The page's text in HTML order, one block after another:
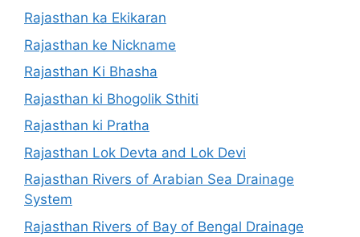
Rajasthan ka Ekikaran
Rajasthan ke Nickname
Rajasthan Ki Bhasha
Rajasthan ki Bhogolik Sthiti
Rajasthan ki Pratha
Rajasthan Lok Devta and Lok Devi
Rajasthan Rivers of Arabian Sea Drainage
System
Rajasthan Rivers of Bay of Bengal Drainage